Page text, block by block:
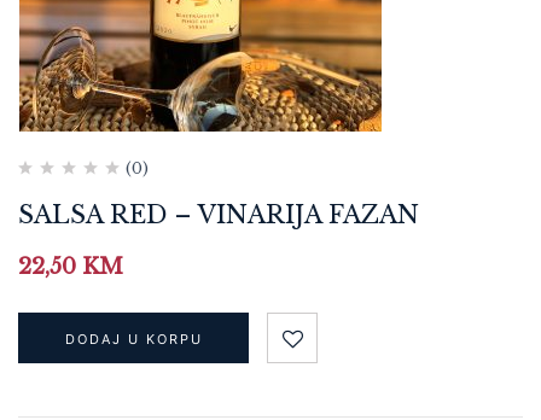
(0)
SALSA RED – VINARIJA FAZAN
22,50 KM
DODAJ U KORPU